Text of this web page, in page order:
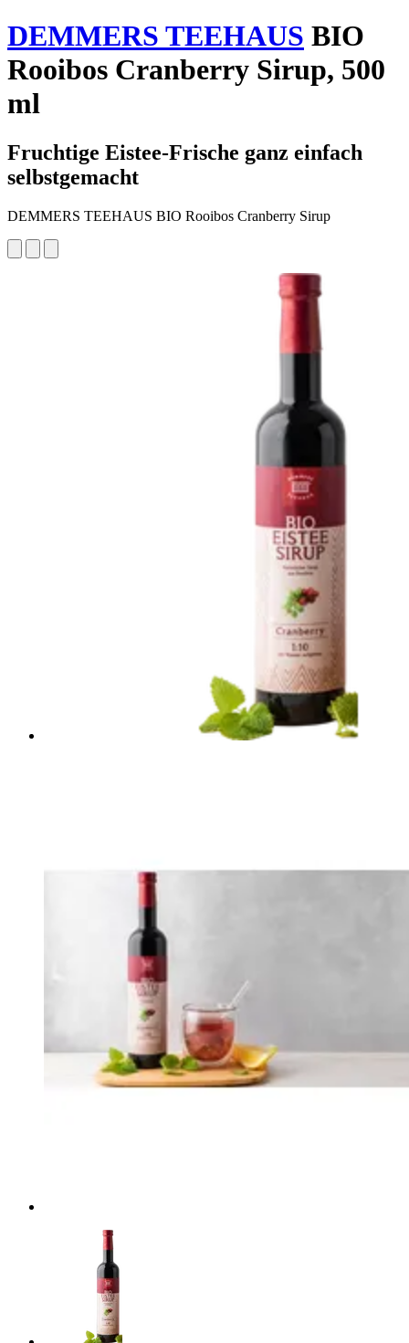
DEMMERS TEEHAUS BIO
Rooibos Cranberry Sirup, 500
ml
Fruchtige Eistee-Frische ganz einfach
selbstgemacht
DEMMERS TEEHAUS BIO Rooibos Cranberry Sirup